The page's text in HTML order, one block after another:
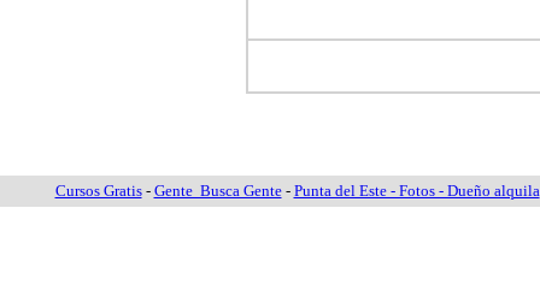
Cursos Gratis- Gente Busca Gente- Punta del Este - Fotos - Dueño alquila